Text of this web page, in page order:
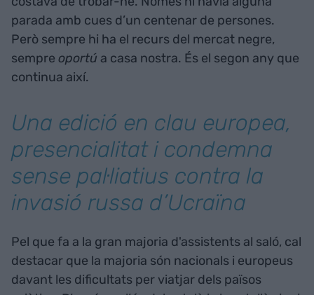
parada amb cues d’un centenar de persones.
Però sempre hi ha el recurs del mercat negre,
sempre oportú a casa nostra. És el segon any que
continua així.
Una edició en clau europea,
presencialitat i condemna
sense pal·liatius contra la
invasió russa d’Ucraïna
Pel que fa a la gran majoria d'assistents al saló, cal
destacar que la majoria són nacionals i europeus
davant les dificultats per viatjar dels països